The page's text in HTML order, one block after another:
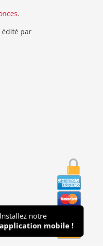
.
par
Installez notre
application mobile !